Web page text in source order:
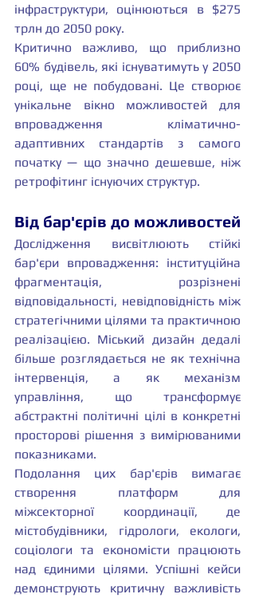
інфраструктури, оцінюються в $275
трлн до 2050 року.
Критично важливо, що приблизно
60% будівель, які існуватимуть у 2050
році, ще не побудовані. Це створює
унікальне вікно можливостей для
впровадження кліматично-
адаптивних стандартів з самого
початку — що значно дешевше, ніж
ретрофітинг існуючих структур.
Від бар'єрів до можливостей
Дослідження висвітлюють стійкі
бар'єри впровадження: інституційна
фрагментація, розрізнені
відповідальності, невідповідність між
стратегічними цілями та практичною
реалізацією. Міський дизайн дедалі
більше розглядається не як технічна
інтервенція, а як механізм
управління, що трансформує
абстрактні політичні цілі в конкретні
просторові рішення з вимірюваними
показниками.
Подолання цих бар'єрів вимагає
створення платформ для
міжсекторної координації, де
містобудівники, гідрологи, екологи,
соціологи та економісти працюють
над єдиними цілями. Успішні кейси
демонструють критичну важливість